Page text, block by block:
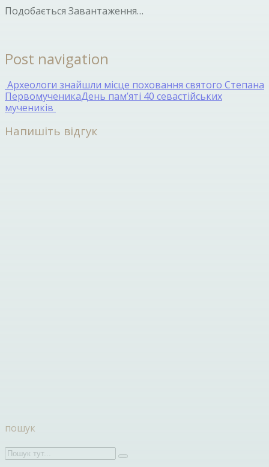
Подобається Завантаження…
Post navigation
Археологи знайшли місце поховання святого Степана
ПервомученикаДень пам’яті 40 севастійських
мучеників
Напишіть відгук
пошук